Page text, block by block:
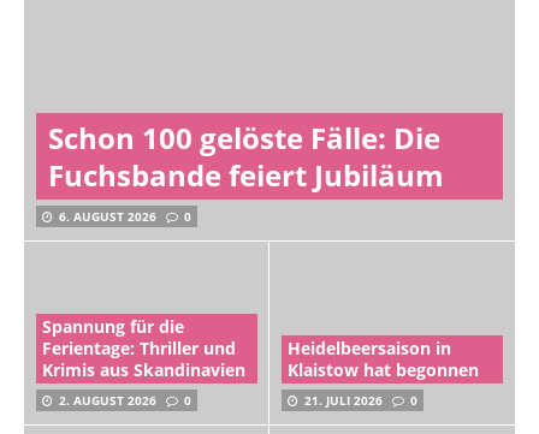
Schon 100 gelöste Fälle: Die
Fuchsbande feiert Jubiläum
6. AUGUST 2026 0
Spannung für die
Ferientage: Thriller und
Krimis aus Skandinavien
2. AUGUST 2026 0
Heidelbeersaison in
Klaistow hat begonnen
21. JULI 2026 0